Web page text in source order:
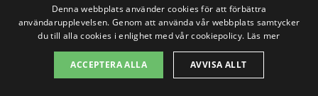
redo att hjälpa till med att förverkliga
drömköket. Genom att använda en
plattform som köksrenovering-pris.se kan
Denna webbplats använder cookies för att förbättra
användarupplevelsen. Genom att använda vår webbplats samtycker
du till alla cookies i enlighet med vår cookiepolicy. Läs mer
ACCEPTERA ALLA AVVISA ALLT